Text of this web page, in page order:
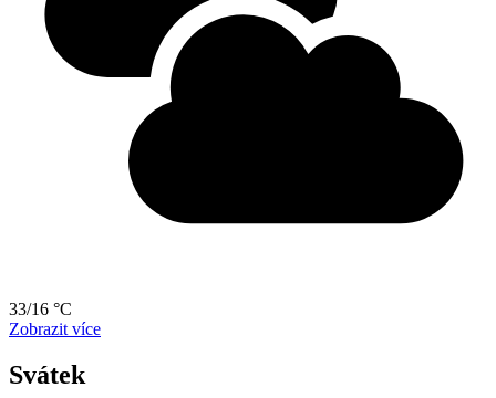
33/16 °C
Zobrazit více
Svátek